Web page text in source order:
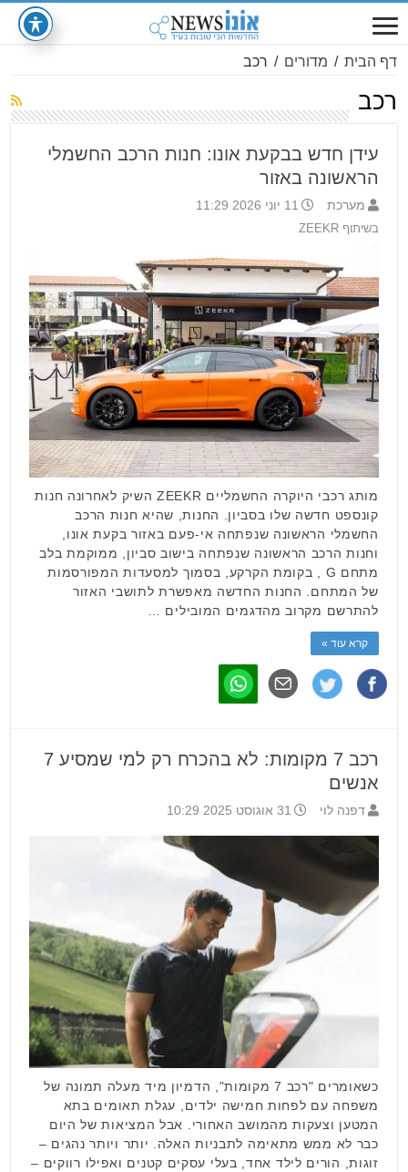
דף הבית / מדורים / רכב
רכב
עידן חדש בבקעת אונו: חנות הרכב החשמלי
הראשונה באזור
מערכת
11 יוני 2026 11:29
בשיתוף ZEEKR
מותג רכבי היוקרה החשמליים ZEEKR השיק לאחרונה חנות
קונספט חדשה שלו בסביון. החנות, שהיא חנות הרכב
החשמלי הראשונה שנפתחה אי-פעם באזור בקעת אונו,
וחנות הרכב הראשונה שנפתחה בישוב סביון, ממוקמת בלב
מתחם G , בקומת הקרקע, בסמוך למסעדות המפורסמות
של המתחם. החנות החדשה מאפשרת לתושבי האזור
להתרשם מקרוב מהדגמים המובילים …
קרא עוד »
רכב 7 מקומות: לא בהכרח רק למי שמסיע 7
אנשים
דפנה לוי 31 אוגוסט 2025 10:29
כשאומרים "רכב 7 מקומות", הדמיון מיד מעלה תמונה של
משפחה עם לפחות חמישה ילדים, עגלת תאומים בתא
המטען וצעקות מהמושב האחורי. אבל המציאות של היום
כבר לא ממש מתאימה לתבניות האלה. יותר ויותר נהגים –
זוגות, הורים לילד אחד, בעלי עסקים קטנים ואפילו רווקים –